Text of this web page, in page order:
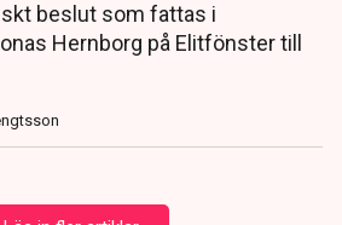
beslut som fattas i
Hernborg på Elitfönster till